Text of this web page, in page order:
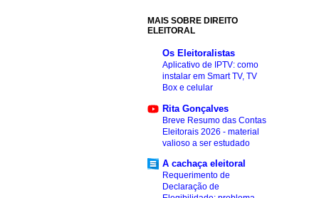
MAIS SOBRE DIREITO
ELEITORAL
Os Eleitoralistas
Aplicativo de IPTV: como
instalar em Smart TV, TV
Box e celular
Rita Gonçalves
Breve Resumo das Contas
Eleitorais 2026 - material
valioso a ser estudado
A cachaça eleitoral
Requerimento de
Declaração de